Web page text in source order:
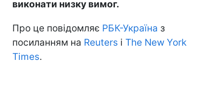
виконати низку вимог.
Про це повідомляє РБК-Україна з
посиланням на Reuters і The New York
Times.